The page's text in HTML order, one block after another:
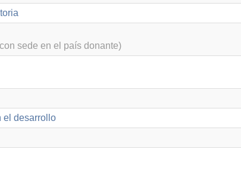
sede en el país donante)
el desarrollo